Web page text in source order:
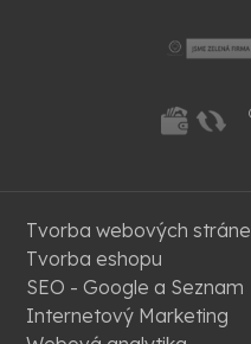
Tvorba webových
Tvorba eshopu
SEO - Google a Seznam
Internetový Marketing